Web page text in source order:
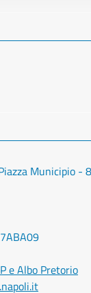
Municipio -
e Albo Pretorio